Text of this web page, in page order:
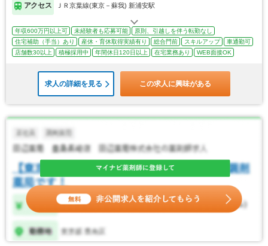
アクセス ＪＲ京葉線(東京－蘇我) 新浦安駅
年収600万円以上可 未経験者も応募可能
原則、引越しを伴う転勤なし
住宅補助（手当）あり
産休・育休取得実績有り 総合門前 スキルアップ
車通勤可
店舗数30以上
積極採用中 年間休日120日以上 在宅業務あり WEB面接OK
求人の詳細を見る この求人に興味がある